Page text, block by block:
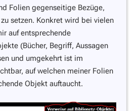
Folien gegenseitige Bezüge,
setzen. Konkret wird bei vielen
auf entsprechende
(Bücher, Begriff, Aussagen
und umgekehrt ist im
auf welchen meiner Folien
Objekt auftaucht.